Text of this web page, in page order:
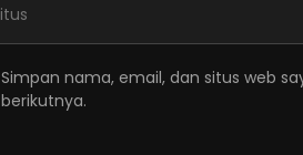
Simpan nama, email, dan situs web
berikutnya.